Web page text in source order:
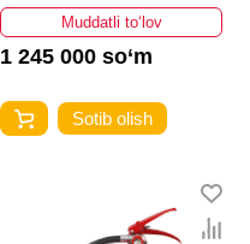
Muddatli to‘lov
1 245 000 so‘m
Sotib olish